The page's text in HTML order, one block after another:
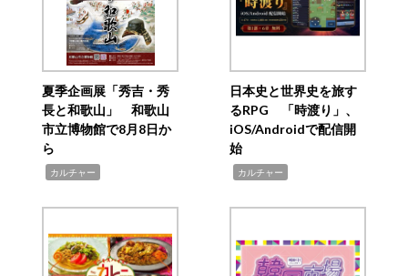
夏季企画展「秀吉・秀
長と和歌山」 和歌山
市立博物館で8月8日か
ら
カルチャー
日本史と世界史を旅す
るRPG 「時渡り」、
iOS/Androidで配信開
始
カルチャー